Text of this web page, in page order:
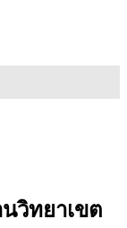
วิทยาเขต